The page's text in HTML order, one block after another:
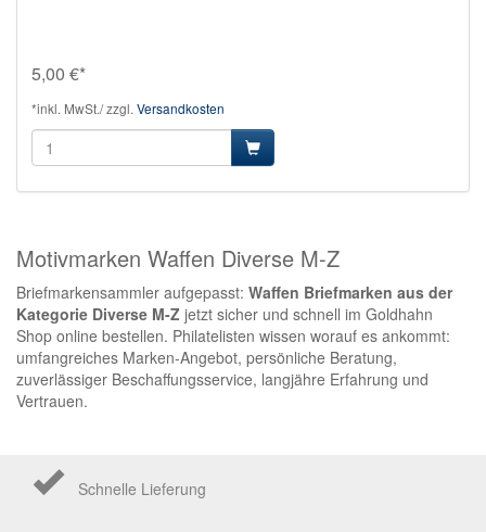
5,00 €*
*inkl. MwSt./ zzgl. Versandkosten
Motivmarken Waffen Diverse M-Z
Briefmarkensammler aufgepasst: Waffen Briefmarken aus der
Kategorie Diverse M-Z jetzt sicher und schnell im Goldhahn
Shop online bestellen. Philatelisten wissen worauf es ankommt:
umfangreiches Marken-Angebot, persönliche Beratung,
zuverlässiger Beschaffungsservice, langjähre Erfahrung und
Vertrauen.
Schnelle Lieferung